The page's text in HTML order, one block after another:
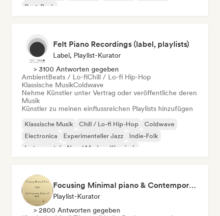
Post-Punk
Felt Piano Recordings (label, playlists)
Label, Playlist-Kurator
> 3100 Antworten gegeben
AmbientBeats / Lo-fiChill / Lo-fi Hip-Hop
Klassische MusikColdwave
Nehme Künstler unter Vertrag oder veröffentliche deren
Musik
Künstler zu meinen einflussreichen Playlists hinzufügen
Klassische Musik Chill / Lo-fi Hip-Hop
Coldwave
Electronica
Experimenteller Jazz
Indie-Folk
Instrumental
Neo / Modern Klassisch
Focusing Minimal piano & Contemporary classical music
Playlist-Kurator
> 2800 Antworten gegeben